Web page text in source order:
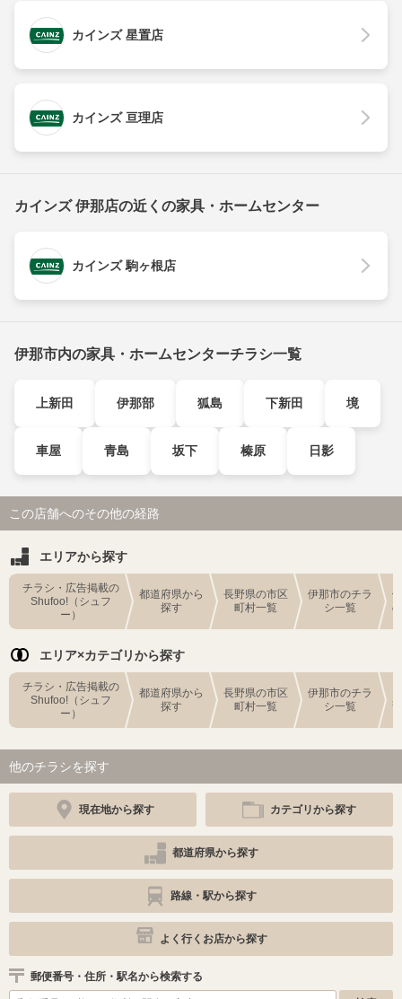
カインズ 星置店
カインズ 亘理店
カインズ 伊那店の近くの家具・ホームセンター
カインズ 駒ヶ根店
伊那市内の家具・ホームセンターチラシ一覧
上新田 伊那部 狐島 下新田 境
車屋 青島 坂下 榛原 日影
この店舗へのその他の経路
エリアから探す
チラシ・広告掲載の
Shufoo!（シュフ
ー）
都道府県から
探す
長野県の市区
町村一覧
伊那市のチラ
シ一覧
エリア×カテゴリから探す
チラシ・広告掲載の
Shufoo!（シュフ
ー）
都道府県から
探す
長野県の市区
町村一覧
伊那市のチラ
シ一覧
他のチラシを探す
現在地から探す カテゴリから探す
都道府県から探す
路線・駅から探す
よく行くお店から探す
郵便番号・住所・駅名から検索する